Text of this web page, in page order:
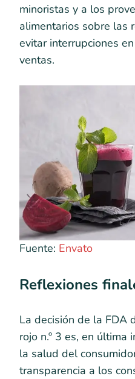
minoristas y a los
alimentarios sobre las
evitar interrupciones
ventas.
Fuente: Envato
Reflexiones
La decisión de la FDA
rojo n.º 3 es, en última
la salud del
transparencia a los